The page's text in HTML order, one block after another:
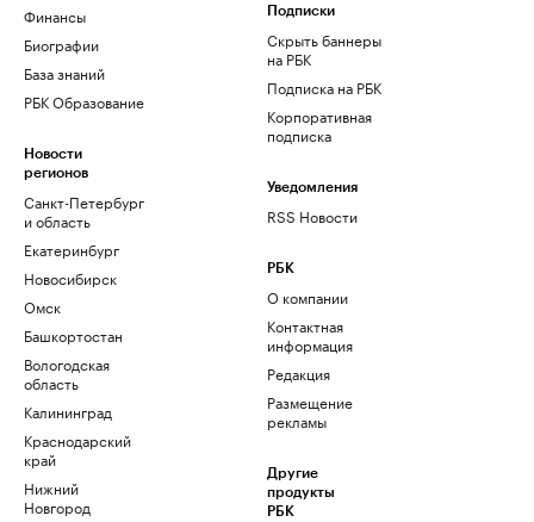
Финансы
Биографии
База знаний
РБК Образование
Новости
регионов
Санкт-Петербург
и область
Екатеринбург
Новосибирск
Омск
Башкортостан
Вологодская
область
Калининград
Краснодарский
край
Нижний
Новгород
Подписки
Скрыть баннеры
на РБК
Подписка на РБК
Корпоративная
подписка
Уведомления
RSS Новости
РБК
О компании
Контактная
информация
Редакция
Размещение
рекламы
Другие
продукты
РБК